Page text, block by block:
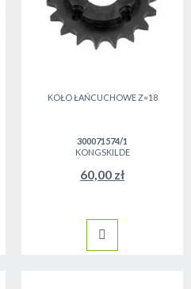
KOŁO ŁAŃCUCHOWE Z=18
300071574/1
KONGSKILDE
60,00 zł